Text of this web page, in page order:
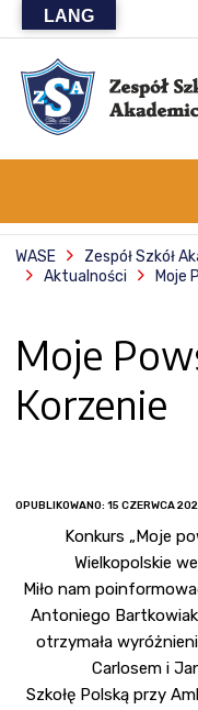
WASE Zespół Szkół
Aktualności
Moje
Moje
Korzenie
OPUBLIKOWANO: 15 CZERWCA
Konkurs „Moje
Wielkopolskie
Miło nam
Antoniego
otrzymała
Carlosem i
Szkołę Polską przy
LANG